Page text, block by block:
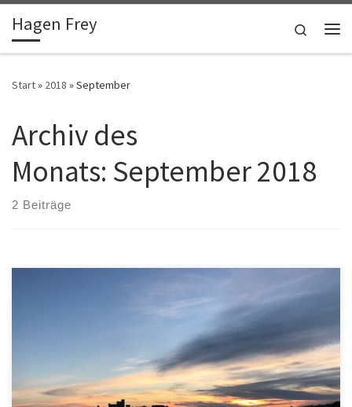
Zum Inhalt springen
Hagen Frey
Search
Start» 2018 »September
Archiv des
Monats: September 2018
2 Beiträge